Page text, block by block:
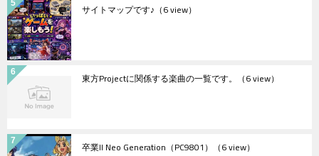
サイトマップです♪ （6 view）
東方Projectに関係する楽曲の一覧です。 （6 view）
卒業II Neo Generation（PC9801） （6 view）